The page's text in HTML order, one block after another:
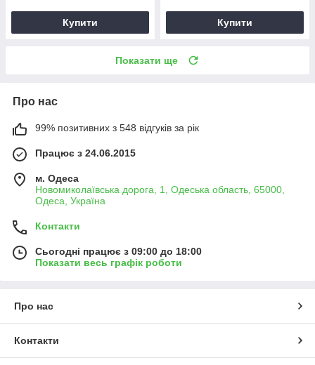
Купити Купити
Показати ще
Про нас
99% позитивних з 548 відгуків за рік
Працює з 24.06.2015
м. Одеса
Новомиколаївська дорога, 1, Одеська область, 65000,
Одеса, Україна
Контакти
Сьогодні працює з 09:00 до 18:00
Показати весь графік роботи
Про нас
Контакти